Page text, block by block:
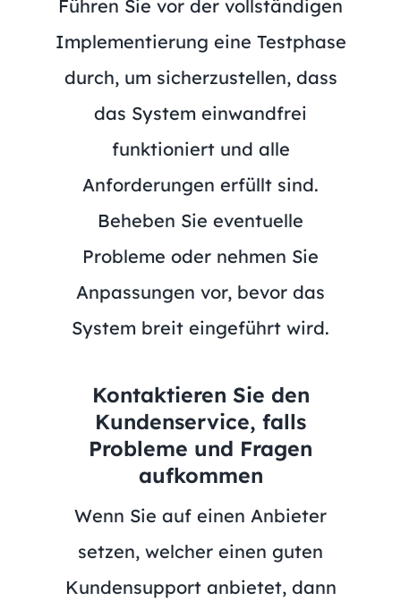
Führen Sie vor der vollständigen
Implementierung eine Testphase
durch, um sicherzustellen, dass
das System einwandfrei
funktioniert und alle
Anforderungen erfüllt sind.
Beheben Sie eventuelle
Probleme oder nehmen Sie
Anpassungen vor, bevor das
System breit eingeführt wird.
Kontaktieren Sie den
Kundenservice, falls
Probleme und Fragen
aufkommen
Wenn Sie auf einen Anbieter
setzen, welcher einen guten
Kundensupport anbietet, dann